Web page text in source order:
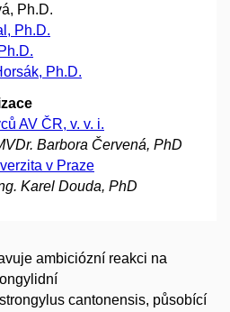
Ph.D.
Ph.D.
Ph.D.
AV ČR, v. v. i.
Barbora Červená, PhD
v Praze
Karel Douda, PhD
ambiciózní reakci na
cantonensis, působící